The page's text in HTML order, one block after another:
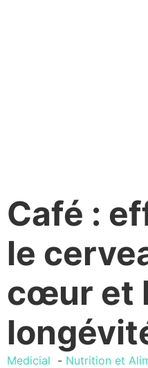
Café :
le
cœur et
Medicial
Nutrition et